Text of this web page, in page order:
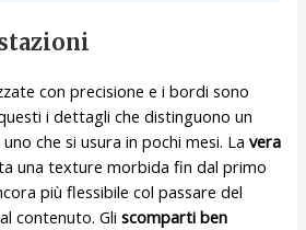
con precisione e i bordi sono
i dettagli che distinguono un
che si usura in pochi mesi. Lavera
una texture morbida fin dal primo
più flessibile col passare del
contenuto. Gliscomparti ben